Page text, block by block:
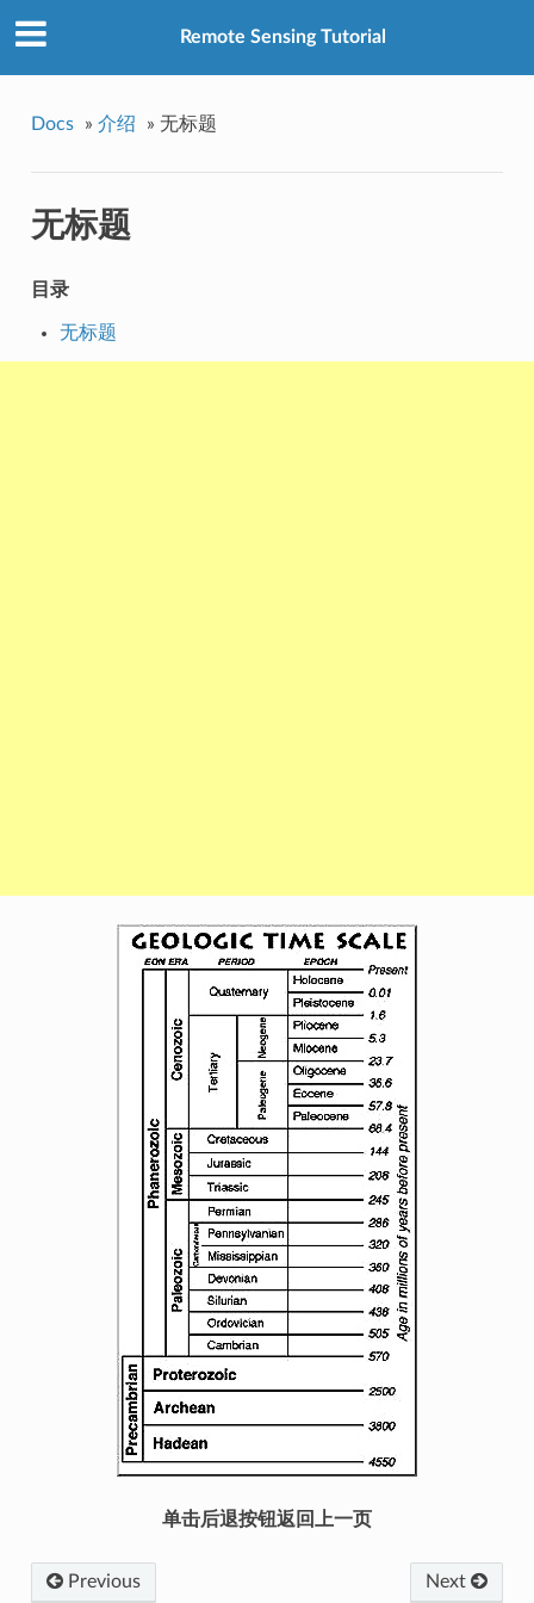
Remote Sensing Tutorial
Docs » 介绍 » 无标题
无标题
目录
无标题
单击后退按钮返回上一页
Next
Previous